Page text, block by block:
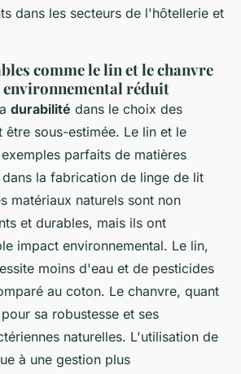
dans les secteurs de l'hôtellerie et
comme le lin et le chanvre
réduit
durabilité dans le choix des
être sous-estimée. Le lin et le
parfaits de matières
la fabrication de linge de lit
matériaux naturels sont non
et durables, mais ils ont
impact environnemental. Le lin,
moins d'eau et de pesticides
au coton. Le chanvre, quant
sa robustesse et ses
naturelles. L'utilisation de
à une gestion plus